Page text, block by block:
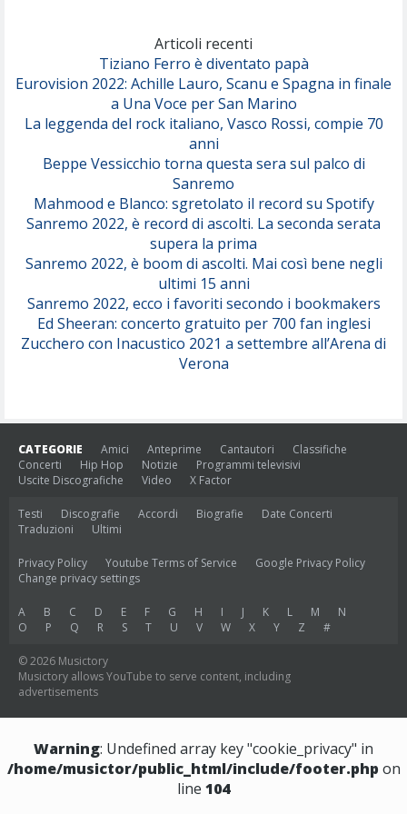
Serenamente
Articoli recenti
Tiziano Ferro è diventato papà
Eurovision 2022: Achille Lauro, Scanu e Spagna in finale
a Una Voce per San Marino
La leggenda del rock italiano, Vasco Rossi, compie 70
anni
Beppe Vessicchio torna questa sera sul palco di
Sanremo
Mahmood e Blanco: sgretolato il record su Spotify
Sanremo 2022, è record di ascolti. La seconda serata
supera la prima
Sanremo 2022, è boom di ascolti. Mai così bene negli
ultimi 15 anni
Sanremo 2022, ecco i favoriti secondo i bookmakers
Ed Sheeran: concerto gratuito per 700 fan inglesi
Zucchero con Inacustico 2021 a settembre all’Arena di
Verona
CATEGORIE Amici Anteprime Cantautori
Classifiche
Concerti
Hip Hop Notizie
Programmi televisivi
Uscite Discografiche
Video X Factor
Testi Discografie Accordi Biografie
Date Concerti
Traduzioni
Ultimi
Privacy Policy Youtube Terms of Service
Google Privacy Policy
Change privacy settings
A B C D E F G H I J K L M
N
O
P Q R S T U V W X Y Z #
© 2026 Musictory
Musictory allows YouTube to serve content, including
advertisements
Warning: Undefined array key "cookie_privacy" in
/home/musictor/public_html/include/footer.php on
line 104